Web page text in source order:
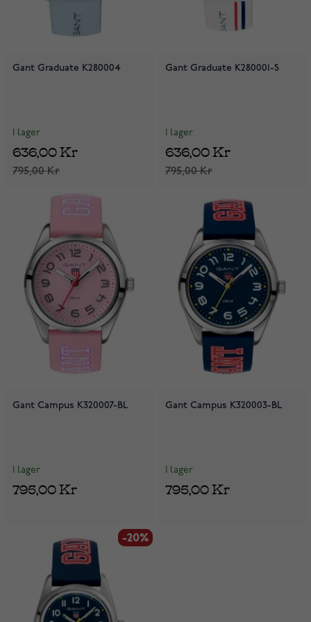
Gant Graduate K280004
I lager
795,00 Kr
636,00 Kr
Gant Graduate K280001-S
I lager
795,00 Kr
636,00 Kr
Gant Campus K320007-BL
I lager
795,00 Kr
Gant Campus K320003-BL
I lager
795,00 Kr
-20%
-20%